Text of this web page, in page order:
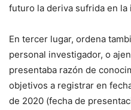
futuro la deriva sufrida en la
En tercer lugar, ordena
personal investigador, o
presentaba razón de
objetivos a registrar en
de 2020 (fecha de